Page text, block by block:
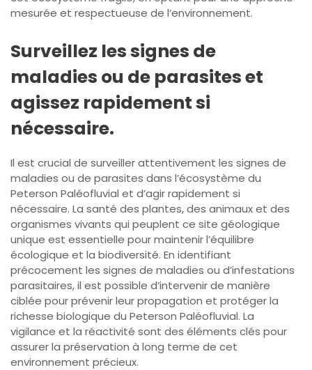
mesurée et respectueuse de l’environnement.
Surveillez les signes de
maladies ou de parasites et
agissez rapidement si
nécessaire.
Il est crucial de surveiller attentivement les signes de
maladies ou de parasites dans l’écosystème du
Peterson Paléofluvial et d’agir rapidement si
nécessaire. La santé des plantes, des animaux et des
organismes vivants qui peuplent ce site géologique
unique est essentielle pour maintenir l’équilibre
écologique et la biodiversité. En identifiant
précocement les signes de maladies ou d’infestations
parasitaires, il est possible d’intervenir de manière
ciblée pour prévenir leur propagation et protéger la
richesse biologique du Peterson Paléofluvial. La
vigilance et la réactivité sont des éléments clés pour
assurer la préservation à long terme de cet
environnement précieux.